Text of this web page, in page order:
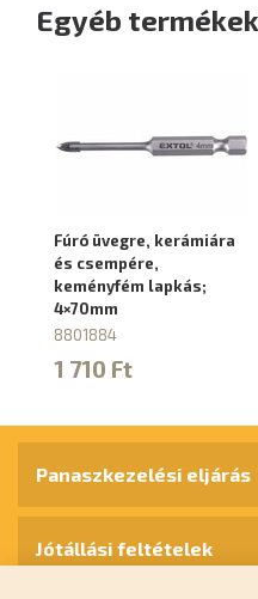
Egyéb
Fúró üvegre, kerámiára
és csempére,
keményfém lapkás;
4×70mm
8801884
1 710 Ft
Panaszkezelési eljárás
Jótállási feltételek